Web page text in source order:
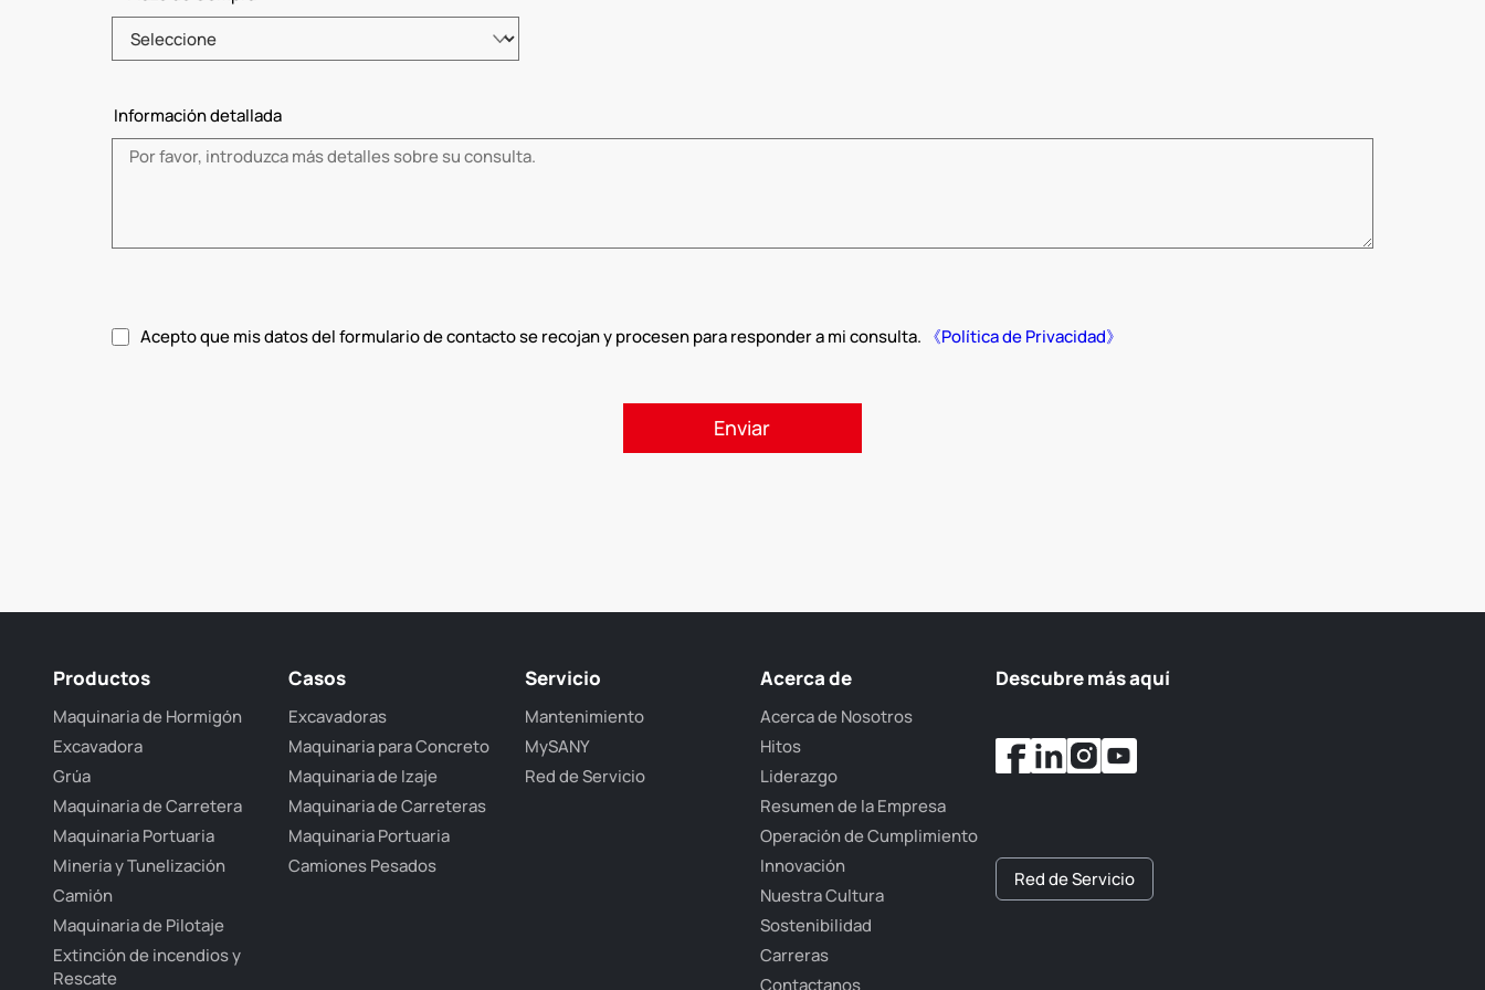
Información detallada
Acepto que mis datos del formulario de contacto se recojan y procesen para responder a mi consulta. 《Política de Privacidad》
Productos
Maquinaria de Hormigón
Excavadora
Grúa
Maquinaria de Carretera
Maquinaria Portuaria
Minería y Tunelización
Camión
Maquinaria de Pilotaje
Extinción de incendios y
Rescate
Casos
Excavadoras
Maquinaria para Concreto
Maquinaria de Izaje
Maquinaria de Carreteras
Maquinaria Portuaria
Camiones Pesados
Servicio
Mantenimiento
MySANY
Red de Servicio
Acerca de
Acerca de Nosotros
Hitos
Liderazgo
Resumen de la Empresa
Operación de Cumplimiento
Innovación
Nuestra Cultura
Sostenibilidad
Carreras
Contactanos
Descubre más aquí
Red de Servicio